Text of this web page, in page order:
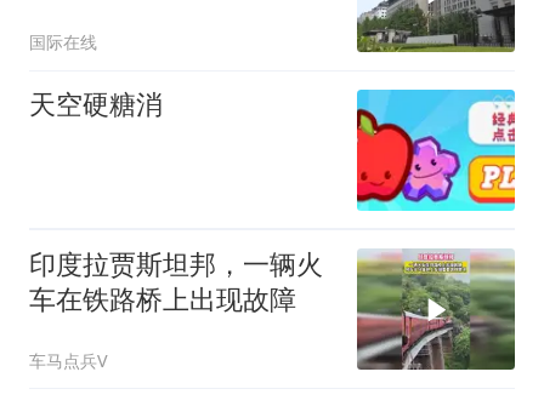
国际在线
天空硬糖消
印度拉贾斯坦邦，一辆火
车在铁路桥上出现故障
车马点兵V